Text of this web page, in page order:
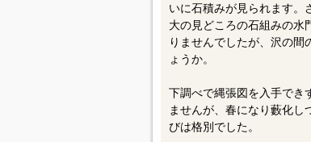
いに石積みが見られます。
大の見どころの石組みの水
りませんでしたが、沢の間
ょうか。
下調べで縄張図を入手でき
ませんが、春になり藪化
びは格別でした。